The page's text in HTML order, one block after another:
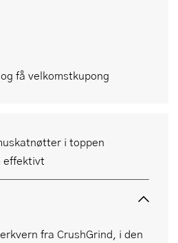
i toppen
effektivt
fra CrushGrind, i den
få velkomstkupong